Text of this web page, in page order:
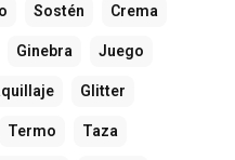
Sostén Crema
Ginebra Juego
Glitter
Termo Taza